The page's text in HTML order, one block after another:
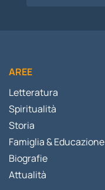
AREE
Letteratura
Spiritualità
Storia
Famiglia & Educazione
Biografie
Attualità